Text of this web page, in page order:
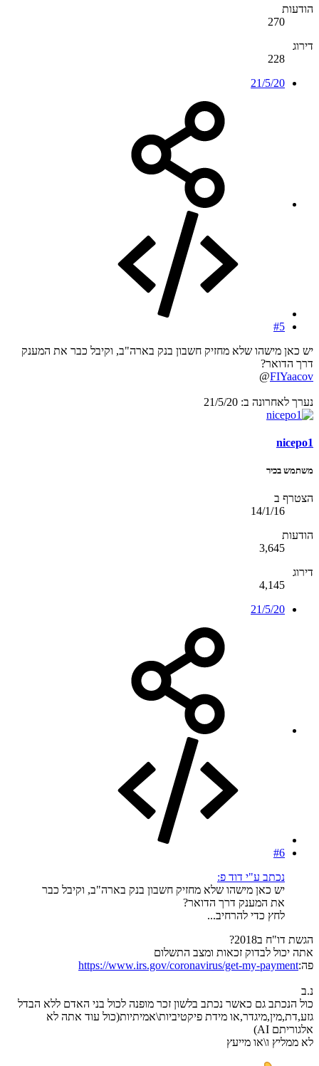
הודעות
270
דירוג
228
21/5/20
#5
יש כאן מישהו שלא מחזיק חשבון בנק בארה"ב, וקיבל כבר את המענק
דרך הדואר?
FIYaacov
@
נערך לאחרונה ב: 21/5/20
nicepo1
משתמש בכיר
הצטרף ב
14/1/16
הודעות
3,645
דירוג
4,145
21/5/20
#6
נכתב ע"י דוד פ:
יש כאן מישהו שלא מחזיק חשבון בנק בארה"ב, וקיבל כבר
את המענק דרך הדואר?
לחץ כדי להרחיב...
הגשת דו"ח ב2018?
אתה יכול לבדוק זכאות ומצב התשלום
פה:https://www.irs.gov/coronavirus/get-my-payment
נ.ב
כול הנכתב גם כאשר נכתב בלשון זכר מופנה לכול בני האדם ללא הבדל
גזע,דת,מין,מיגדר,או מידת פיקטיביות\אמיתיות(כול עוד אתה לא
אלגוריתם AI)
לא ממליץ ו\או מייעץ